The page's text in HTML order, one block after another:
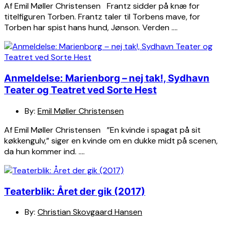
Af Emil Møller Christensen Frantz sidder på knæ for
titelfiguren Torben. Frantz taler til Torbens mave, for
Torben har spist hans hund, Jønson. Verden ….
Anmeldelse: Marienborg – nej tak!, Sydhavn
Teater og Teatret ved Sorte Hest
By: Emil Møller Christensen
Af Emil Møller Christensen ”En kvinde i spagat på sit
køkkengulv,” siger en kvinde om en dukke midt på scenen,
da hun kommer ind. ….
Teaterblik: Året der gik (2017)
By: Christian Skovgaard Hansen